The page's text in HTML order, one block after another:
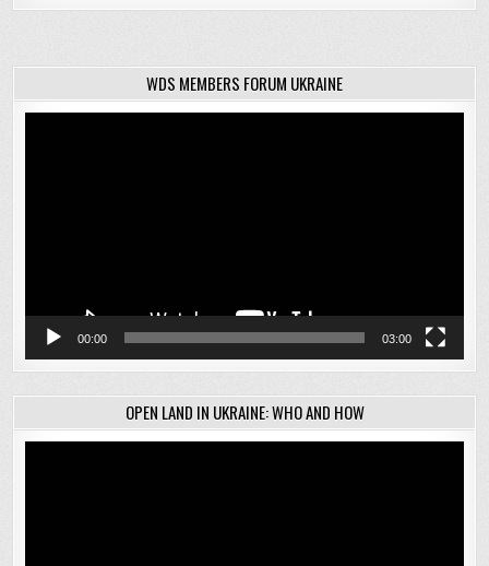
WDS MEMBERS FORUM UKRAINE
00:00 03:00
OPEN LAND IN UKRAINE: WHO AND HOW